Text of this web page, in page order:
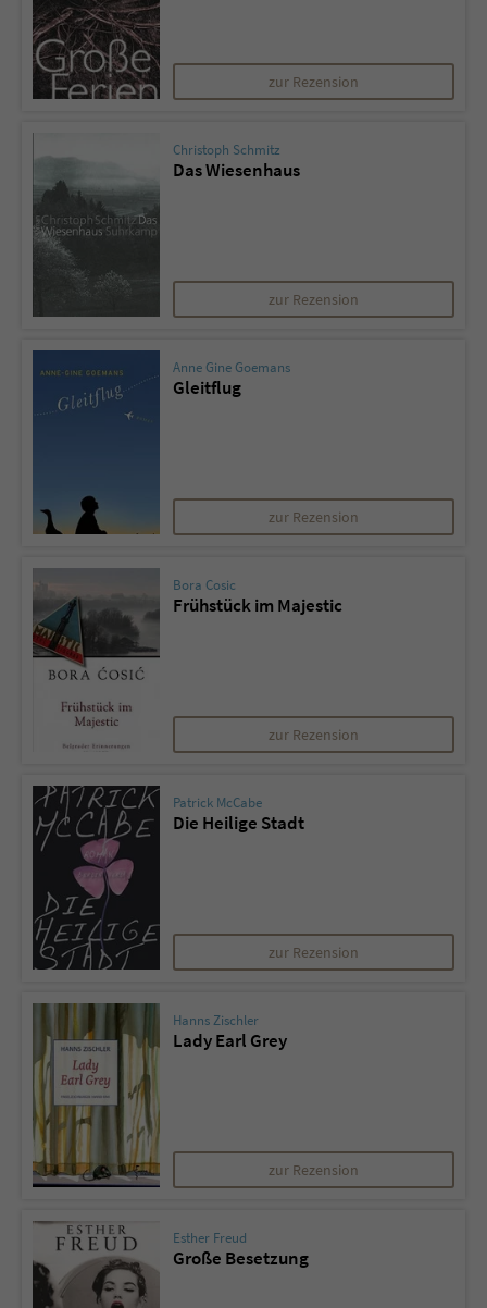
zur Rezension
Christoph Schmitz
Das Wiesenhaus
zur Rezension
Anne Gine Goemans
Gleitflug
zur Rezension
Bora Cosic
Frühstück im Majestic
zur Rezension
Patrick McCabe
Die Heilige Stadt
zur Rezension
Hanns Zischler
Lady Earl Grey
zur Rezension
Esther Freud
Große Besetzung